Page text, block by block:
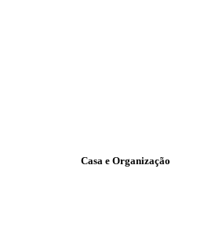
Casa e Organização